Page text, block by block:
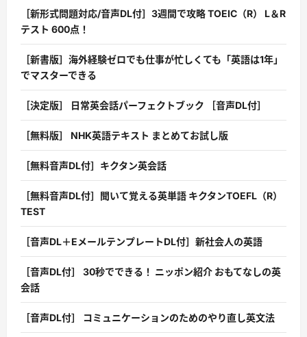
［新形式問題対応/音声DL付］3週間で攻略 TOEIC（R） L＆R
テスト 600点！
［新書版］海外経験ゼロでも仕事が忙しくても「英語は1年」
でマスターできる
［決定版］ 日常英会話パーフェクトブック ［音声DL付］
［無料版］ NHK英語テキスト まとめてお試し版
［無料音声DL付］キクタン英会話
［無料音声DL付］聞いて覚える英単語 キクタンTOEFL（R）
TEST
［音声DL＋EメールテンプレートDL付］新社会人の英語
［音声DL付］ 30秒でできる！ ニッポン紹介 おもてなしの英
会話
［音声DL付］ コミュニケーションのためのやり直し英文法